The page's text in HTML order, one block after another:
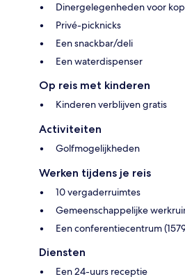
Dinergelegenheden voor
Privé-picknicks
Een snackbar/deli
Een waterdispenser
Op reis met kinderen
Kinderen verblijven gratis
Activiteiten
Golfmogelijkheden
Werken tijdens je reis
10 vergaderruimtes
Gemeenschappelijke
Een conferentiecentrum
Diensten
Een 24-uurs receptie